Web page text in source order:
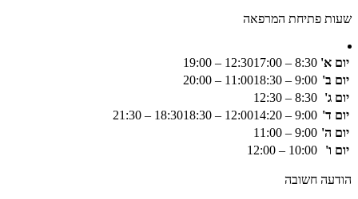
שעות פתיחת המרפאה
יום א' 8:30 – 12:30
17:00 – 19:00
יום ב' 9:00 – 11:00
18:30 – 20:00
יום ג' 8:30 – 12:30
יום ד' 9:00 – 12:00
14:20 – 18:30
18:30 – 21:30
יום ה' 9:00 – 11:00
יום ו'
10:00 – 12:00
הודעה חשובה